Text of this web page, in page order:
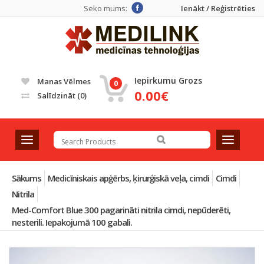
Ienākt / Reģistrēties
Seko mums:
Manas Vēlmes
Salīdzināt (0)
0 Iepirkumu Grozs
0.00€
T
o
g
g
l
e
n
a
i
T
o
g
g
n
i
Sākums Medicīniskais apģērbs, ķirurģiskā veļa, cimdi Cimdi
Nitrila
Med-Comfort Blue 300 pagarināti nitrila cimdi, nepūderēti,
nesterili. Iepakojumā 100 gabali.